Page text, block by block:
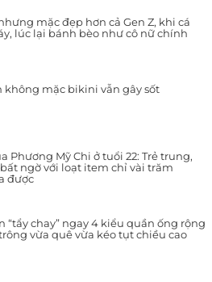
mặc đẹp hơn cả Gen Z, khi cá
lúc lại bánh bèo như cô nữ chính
không mặc bikini vẫn gây sốt
Phương Mỹ Chi ở tuổi 22: Trẻ trung,
ngờ với loạt item chỉ vài trăm
được
“tẩy chay” ngay 4 kiểu quần ống rộng
vừa quê vừa kéo tụt chiều cao